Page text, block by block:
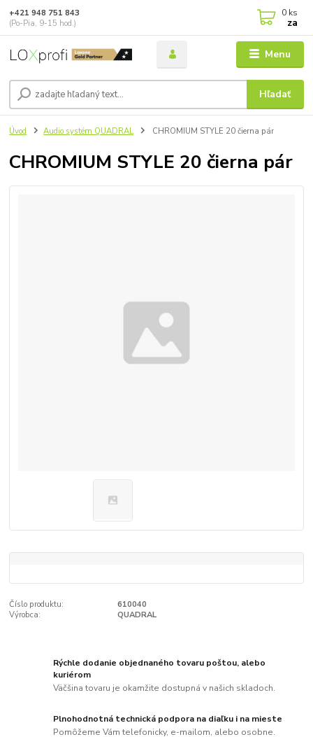
Menu
Hľadať
+421 948 751 843
(Po-Pia, 9-15 hod.)
0 ks
za
Úvod Audio systém QUADRAL CHROMIUM STYLE 20 čierna pár
CHROMIUM STYLE 20 čierna pár
Číslo produktu:
610040
Výrobca:
QUADRAL
Rýchle dodanie objednaného tovaru poštou, alebo
kuriérom
Väčšina tovaru je okamžite dostupná v našich skladoch.
Plnohodnotná technická podpora na diaľku i na mieste
Pomôžeme Vám telefonicky, e-mailom, alebo osobne.